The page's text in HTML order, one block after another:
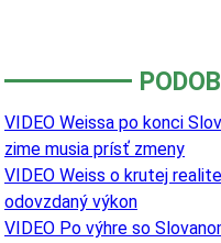
VIDEO Weissa po konci
zime musia prísť zmeny
VIDEO Weiss o krutej
odovzdaný výkon
VIDEO Po výhre so